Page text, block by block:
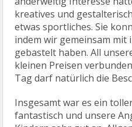
kreatives und
etwas sportliches. Sie
indem wir gemeinsam mit
gebastelt haben. All
kleinen Preisen
Tag darf natürlich die
Insgesamt war es ein
fantastisch und unsere